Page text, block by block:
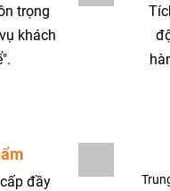
trọng
khách
đầy